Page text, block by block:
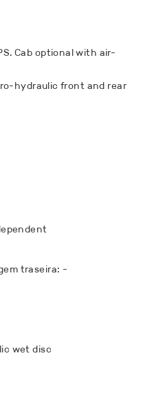
Cab optional with air-
hydraulic front and rear
traseira: -
wet disc